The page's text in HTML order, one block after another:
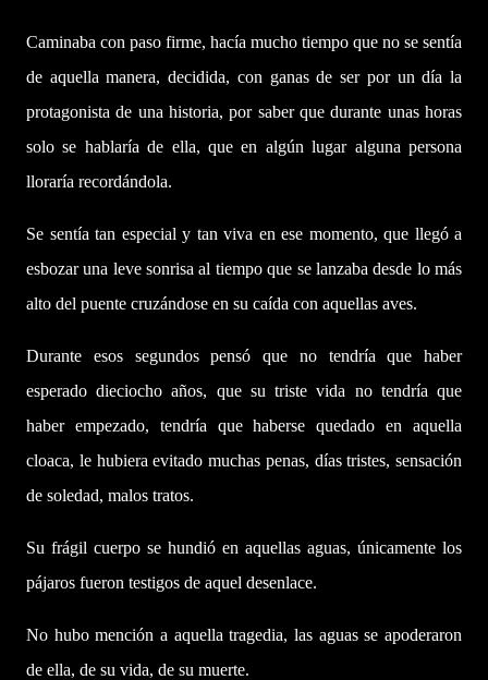
Caminaba con paso firme, hacía mucho tiempo que no se sentía
de aquella manera, decidida, con ganas de ser por un día la
protagonista de una historia, por saber que durante unas horas
solo se hablaría de ella, que en algún lugar alguna persona
lloraría recordándola.
Se sentía tan especial y tan viva en ese momento, que llegó a
esbozar una leve sonrisa al tiempo que se lanzaba desde lo más
alto del puente cruzándose en su caída con aquellas aves.
Durante esos segundos pensó que no tendría que haber
esperado dieciocho años, que su triste vida no tendría que
haber empezado, tendría que haberse quedado en aquella
cloaca, le hubiera evitado muchas penas, días tristes, sensación
de soledad, malos tratos.
Su frágil cuerpo se hundió en aquellas aguas, únicamente los
pájaros fueron testigos de aquel desenlace.
No hubo mención a aquella tragedia, las aguas se apoderaron
de ella, de su vida, de su muerte.